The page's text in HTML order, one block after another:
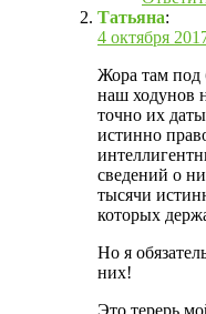
Татьяна:
4 октября
Жора там под
наш ходунов
точно их
истинно
сведений о
тысячи
которых
Но я
них!